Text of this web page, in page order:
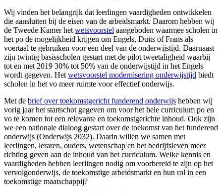
Wij vinden het belangrijk dat leerlingen vaardigheden ontwikkelen
die aansluiten bij de eisen van de arbeidsmarkt. Daarom hebben wij
de Tweede Kamer het wetsvoorstel aangeboden waarmee scholen in
het po de mogelijkheid krijgen om Engels, Duits of Frans als
voertaal te gebruiken voor een deel van de onderwijstijd. Daarnaast
zijn twintig basisscholen gestart met de pilot tweetaligheid waarbij
tot en met 2019 30% tot 50% van de onderwijstijd in het Engels
wordt gegeven. Het wetsvoorstel modernisering onderwijstijd biedt
scholen in het vo meer ruimte voor effectief onderwijs.
Met de brief over toekomstgericht funderend onderwijs hebben wij
vorig jaar het startschot gegeven om voor het hele curriculum po en
vo te komen tot een relevante en toekomstgerichte inhoud. Ook zijn
we een nationale dialoog gestart over de toekomst van het funderend
onderwijs (Onderwijs 2032). Daarin willen we samen met
leerlingen, leraren, ouders, wetenschap en het bedrijfsleven meer
richting geven aan de inhoud van het curriculum. Welke kennis en
vaardigheden hebben leerlingen nodig om voorbereid te zijn op het
vervolgonderwijs, de toekomstige arbeidsmarkt en hun rol in een
toekomstige maatschappij?